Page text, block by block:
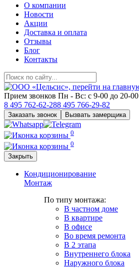
О компании
Новости
Акции
Доставка и оплата
Отзывы
Блог
Контакты
Прием звонков Пн - Вс: с 9-00 до 20-00
8 495 762-62-288 495 766-29-82
Заказать звонок Вызвать замерщика
0
0
Закрыть
Кондиционирование
Монтаж
По типу монтажа:
В частном доме
В квартире
В офисе
Во время ремонта
В 2 этапа
Внутреннего блока
Наружного блока